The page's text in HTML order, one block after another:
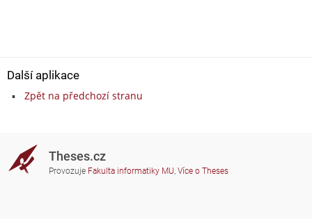
Další aplikace
Zpět na předchozí stranu
Theses.cz
Provozuje Fakulta informatiky MU, Více o Theses